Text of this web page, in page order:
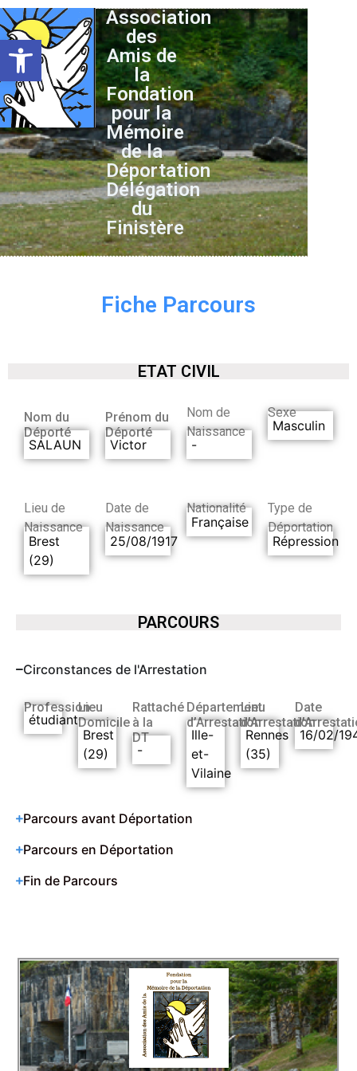
Ouvrir la barre d’outils
Association
des
Amis de
la
Fondation
pour la
Mémoire
de la
Déportation
Délégation
du
Finistère
Fiche Parcours
ETAT CIVIL
Nom du
Déporté
SALAUN
Prénom du
Déporté
Victor
Nom de
Naissance
-
Sexe
Masculin
Lieu de
Naissance
Brest
(29)
Date de
Naissance
25/08/1917
Nationalité
Française
Type de
Déportation
Répression
PARCOURS
Circonstances de l'Arrestation
Profession
étudiant
Lieu
Domicile
Brest
(29)
Rattaché
à la
DT
-
Département
d’Arrestation
Ille-
et-
Vilaine
Lieu
d’Arrestation
Rennes
(35)
Date
16/02/
Parcours avant Déportation
Parcours en Déportation
Fin de Parcours